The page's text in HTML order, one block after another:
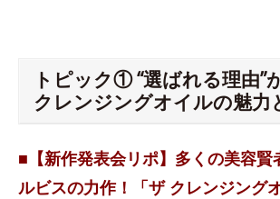
トピック① “選ばれる理由”
クレンジングオイルの魅力
■【新作発表会リポ】多くの美容賢
ルビスの力作！「ザ クレンジング